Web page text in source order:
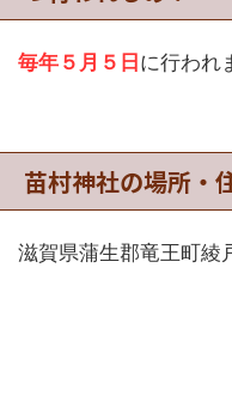
毎年５月５日 に行われ
苗村神社の場所・
滋賀県蒲生郡竜王町綾